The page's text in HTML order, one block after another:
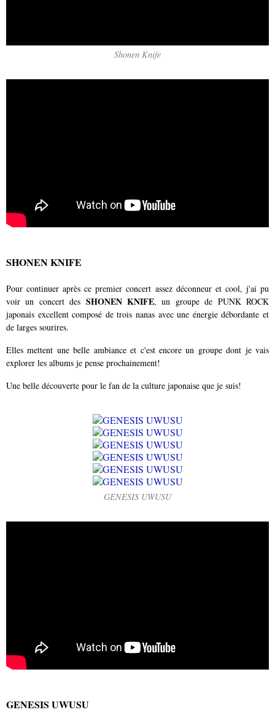
Shonen Knife
SHONEN KNIFE
Pour continuer après ce premier concert assez déconneur et cool, j'ai pu
voir un concert des SHONEN KNIFE, un groupe de PUNK ROCK
japonais excellent composé de trois nanas avec une énergie débordante et
de larges sourires.
Elles mettent une belle ambiance et c'est encore un groupe dont je vais
explorer les albums je pense prochainement!
Une belle découverte pour le fan de la culture japonaise que je suis!
GENESIS UWUSU
GENESIS UWUSU